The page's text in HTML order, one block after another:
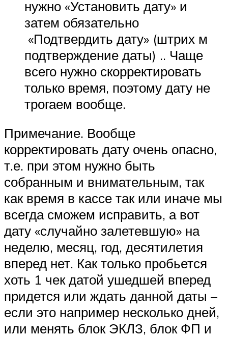
нужно «Установить дату» и
затем обязательно
«Подтвердить дату» (штрих м
подтверждение даты) .. Чаще
всего нужно скорректировать
только время, поэтому дату не
трогаем вообще.
Примечание. Вообще
корректировать дату очень опасно,
т.е. при этом нужно быть
собранным и внимательным, так
как время в кассе так или иначе мы
всегда сможем исправить, а вот
дату «случайно залетевшую» на
неделю, месяц, год, десятилетия
вперед нет. Как только пробьется
хоть 1 чек датой ушедшей вперед
придется или ждать данной даты –
если это например несколько дней,
или менять блок ЭКЛЗ, блок ФП и